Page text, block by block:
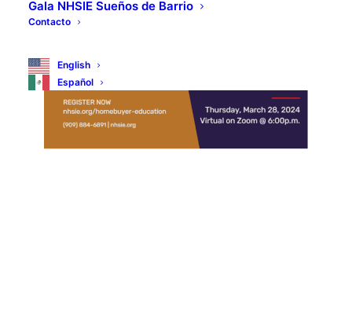
Gala NHSIE Sueños de Barrio
Contacto
English
Español